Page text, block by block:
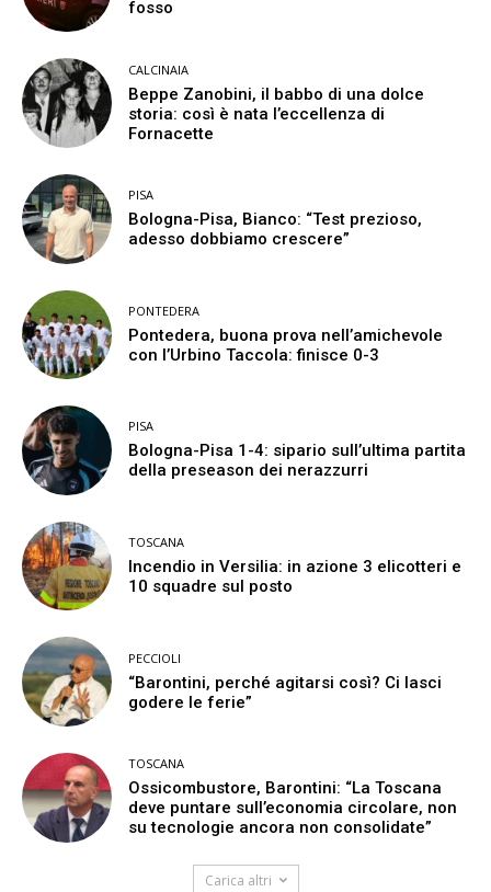
fosso
CALCINAIA
Beppe Zanobini, il babbo di una dolce
storia: così è nata l’eccellenza di
Fornacette
PISA
Bologna-Pisa, Bianco: “Test prezioso,
adesso dobbiamo crescere”
PONTEDERA
Pontedera, buona prova nell’amichevole
con l’Urbino Taccola: finisce 0-3
PISA
Bologna-Pisa 1-4: sipario sull’ultima partita
della preseason dei nerazzurri
TOSCANA
Incendio in Versilia: in azione 3 elicotteri e
10 squadre sul posto
PECCIOLI
“Barontini, perché agitarsi così? Ci lasci
godere le ferie”
TOSCANA
Ossicombustore, Barontini: “La Toscana
deve puntare sull’economia circolare, non
su tecnologie ancora non consolidate”
Carica altri